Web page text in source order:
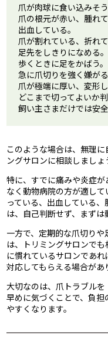
爪が肉球に食い込みそ
爪の根元が赤い、腫れて
出血している。
爪が割れている、折れて
足先をしきりになめる。
歩くときに足をかばう。
急に爪切りを強く嫌が
爪が極端に厚い、変形し
どこまで切ってよいか判
飼い主さまだけでは安
このような場合は、無理
ングサロンに相談しましょ
特に、すでに痛みや炎症
なく動物病院の方が適し
っている、出血している
は、自己判断せず、まずは
一方で、定期的な爪切り
は、トリミングサロンで
に慣れているサロンであ
対応してもらえる場合があ
大切なのは、爪トラブルを
早めに気づくことで、負
やすくなります。